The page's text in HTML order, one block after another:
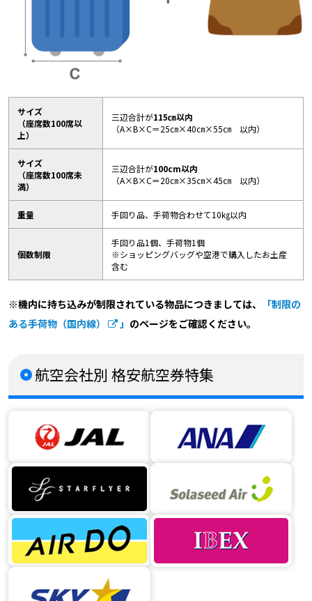
サイズ
（座席数100席以
上）
三辺合計が115㎝以内
（A×B×C＝25㎝×40㎝×55㎝ 以内）
サイズ
（座席数100席未
満）
三辺合計が100cm以内
（A×B×C＝20㎝×35㎝×45㎝ 以内）
重量 手回り品、手荷物合わせて10㎏以内
個数制限
手回り品1個、手荷物1個
※ショッピングバッグや空港で購入したお土産
含む
※機内に持ち込みが制限されている物品につきましては、
「制限の
ある手荷物（国内線）
」 のページをご確認ください。
航空会社別 格安航空券特集